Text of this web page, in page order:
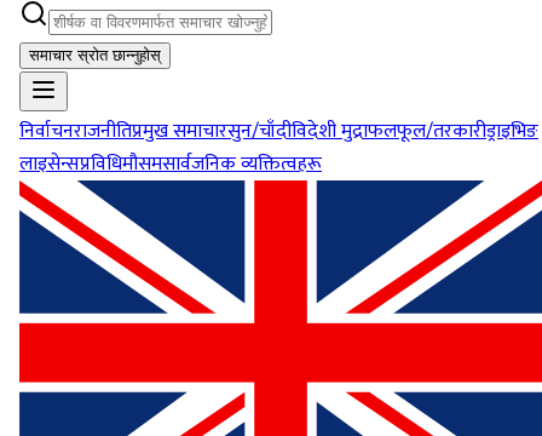
समाचार स्रोत छान्नुहोस्
निर्वाचनराजनीतिप्रमुख समाचारसुन/चाँदीविदेशी मुद्राफलफूल/तरकारीड्राइभिङ
लाइसेन्सप्रविधिमौसमसार्वजनिक व्यक्तित्वहरू